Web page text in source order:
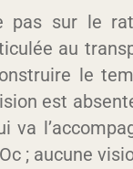
pas sur le
au
le
est
va
; aucune